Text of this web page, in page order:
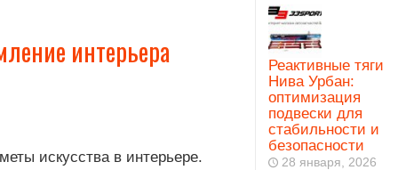
интерьера
искусства в интерьере.
Реактивные тяги
Нива Урбан:
оптимизация
подвески для
стабильности и
безопасности
28 января, 2026